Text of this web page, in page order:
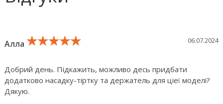
Алла ★★★★★
★★★★★
★★★★★ 06.07.2024
Добрий день. Підкажить, можливо десь придбати
додатково насадку-тіртку та держатель для ціеї моделі?
Дякую.